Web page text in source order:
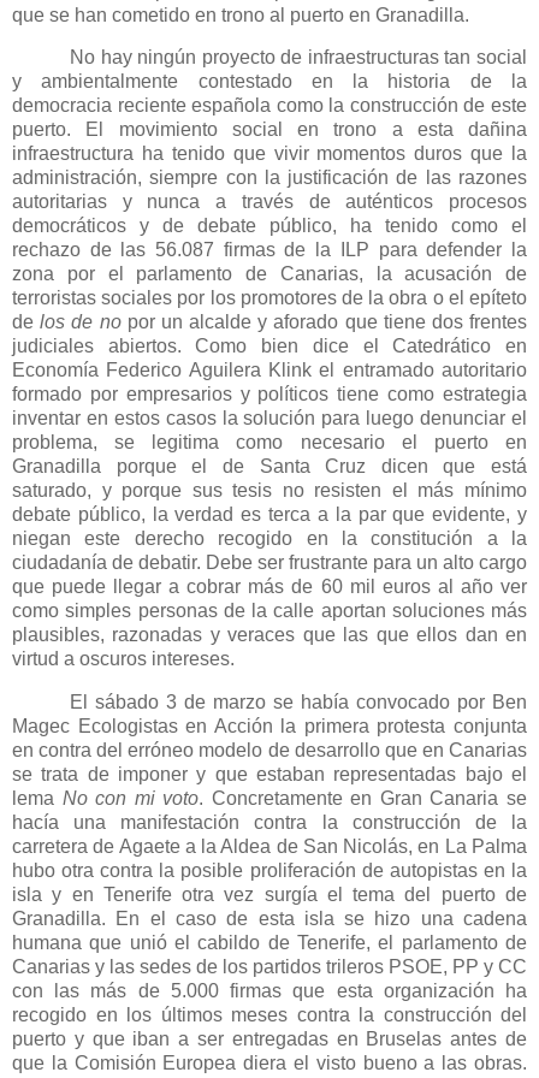
que se han cometido en trono al puerto en Granadilla.
No hay ningún proyecto de infraestructuras tan social
y ambientalmente contestado en la historia de la
democracia reciente española como la construcción de este
puerto. El movimiento social en trono a esta dañina
infraestructura ha tenido que vivir momentos duros que la
administración, siempre con la justificación de las razones
autoritarias y nunca a través de auténticos procesos
democráticos y de debate público, ha tenido como el
rechazo de las 56.087 firmas de
la ILP para defender la
zona por el parlamento de Canarias, la acusación de
terroristas sociales por los promotores de la obra o el epíteto
delos de nopor un alcalde y aforado que tiene dos frentes
judiciales abiertos. Como bien dice el Catedrático en
Economía Federico Aguilera Klink el entramado autoritario
formado por empresarios y políticos tiene como estrategia
inventar en estos casos la solución para luego denunciar el
problema, se legitima como necesario el puerto en
Granadilla porque el de Santa Cruz dicen que está
saturado, y porque sus tesis no resisten el más mínimo
debate público, la verdad es terca a la par que evidente, y
niegan este derecho recogido en la constitución a la
ciudadanía de debatir. Debe ser frustrante para un alto cargo
que puede llegar a cobrar más de 60 mil euros al año ver
como simples personas de la calle aportan soluciones más
plausibles, razonadas y veraces que las que ellos dan en
virtud a oscuros intereses.
El sábado 3 de marzo se había convocado por Ben
Magec Ecologistas en Acción la primera protesta conjunta
en contra del erróneo modelo de desarrollo que en Canarias
se trata de imponer y que estaban representadas bajo el
lema No con mi voto. Concretamente en Gran Canaria se
hacía una manifestación contra la construcción de la
carretera de Agaete a la Aldea de San Nicolás, en La Palma
hubo otra contra la posible proliferación de autopistas en la
isla y en Tenerife otra vez surgía el tema del puerto de
Granadilla. En el caso de esta isla se hizo una cadena
humana que unió el cabildo de Tenerife, el parlamento de
Canarias y las sedes de los partidos trileros PSOE, PP y CC
con las más de 5.000 firmas que esta organización ha
recogido en los últimos meses contra la construcción del
puerto y que iban a ser entregadas en Bruselas antes de
que la Comisión Europea diera el visto bueno a las obras.